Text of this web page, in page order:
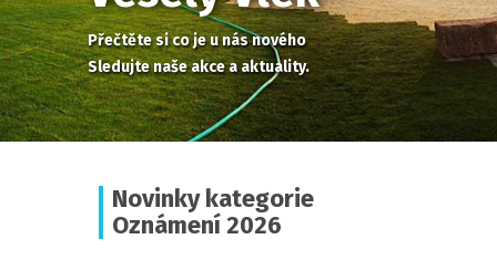
Přečtěte si co je u nás nového
Sledujte naše akce a aktuality.
Novinky kategorie
Oznámení 2026